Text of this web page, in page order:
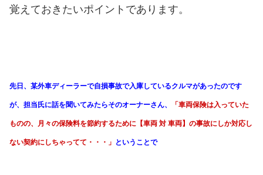
覚えておきたいポイントであります。
先日、某外車ディーラーで自損事故で入庫しているクルマがあったのです
が、担当氏に話を聞いてみたらそのオーナーさん、 「車両保険は入っていた
ものの、月々の保険料を節約するために【車両 対 車両】の事故にしか対応し
ない契約にしちゃってて・・・」 ということで